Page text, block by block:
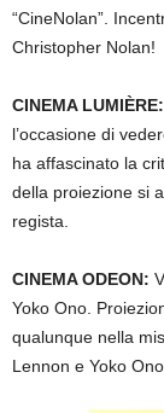
“CineNolan”.
Christopher Nolan!
CINEMA LUMIÈRE:
l’occasione di
ha affascinato la
della proiezione si
regista.
CINEMA ODEON:
Yoko Ono.
qualunque nella
Lennon e Yoko Ono.